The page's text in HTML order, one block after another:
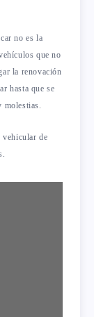
no es la
que no
la renovación
hasta que se
de